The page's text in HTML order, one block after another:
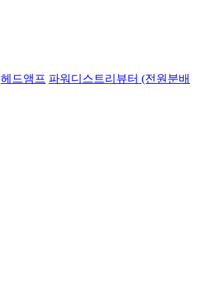
헤드앰프 파워디스트리뷰터 (전원분배